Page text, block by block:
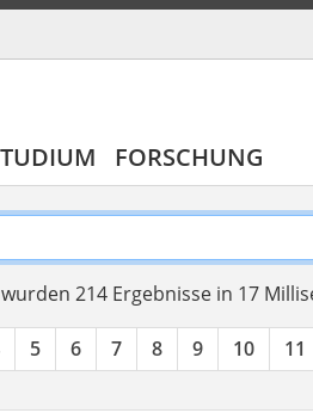
FORSCHUNG
wurden 214 Ergebnisse in 17
5 6 7 8 9 10 11